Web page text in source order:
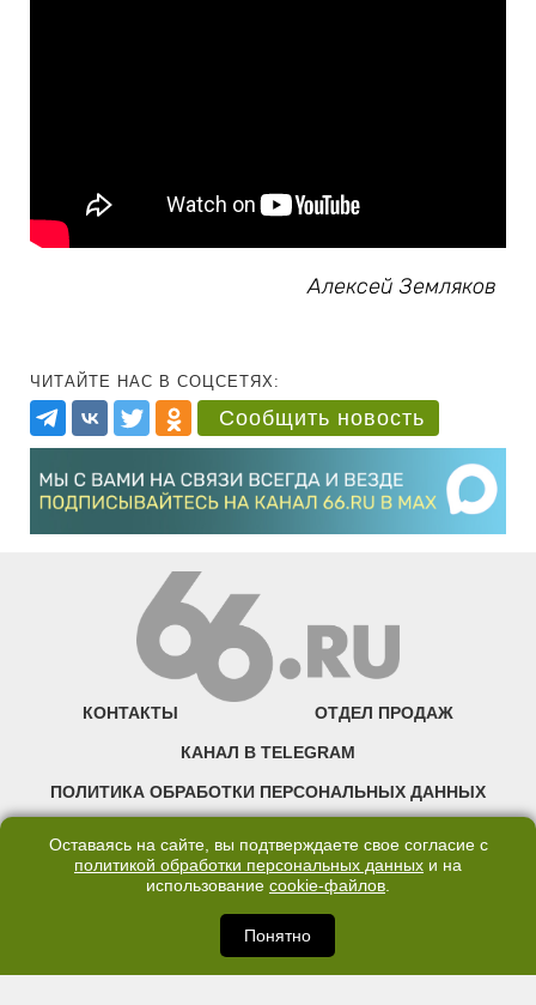
Алексей Земляков
ЧИТАЙТЕ НАС В СОЦСЕТЯХ:
Сообщить новость
КОНТАКТЫ ОТДЕЛ ПРОДАЖ
КАНАЛ В TELEGRAM
ПОЛИТИКА ОБРАБОТКИ ПЕРСОНАЛЬНЫХ ДАННЫХ
©2007—2025 66.RU. Воспроизведение, сообщение, доведение до всеобщего
правообладателя запрещено. Сетевое издание «Современный портал
Екатеринбурга — «66.ru» (18+) зарегистрировано Федеральной службой по
надзору в сфере связи, информационных технологий и массовых коммуникаций
(Роскомнадзор). Регистрационный номер ЭЛ № ФС 77 - 76634 от 02.09.2019
Оставаясь на сайте, вы подтверждаете свое согласие с
политикой обработки персональных данных и на
использование cookie-файлов.
Понятно